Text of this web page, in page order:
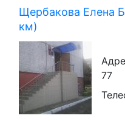
Щербакова Елена
км)
77